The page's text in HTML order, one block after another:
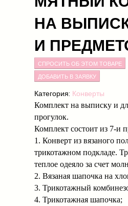
НА
И
СПРОСИТЬ ОБ ЭТОМ ТОВАРЕ
Категория: Конверты
Комплект на выписку и
прогулок.
Комплект состоит из 7-и
1. Конверт из вязаного
трикотажном подкладе.
теплое одеяло за счет
2. Вязаная шапочка на
3. Трикотажный
4. Трикотажная шапочка;